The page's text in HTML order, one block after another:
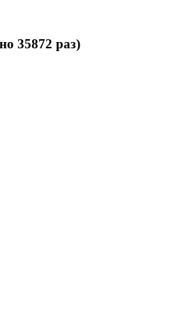
35872 раз)